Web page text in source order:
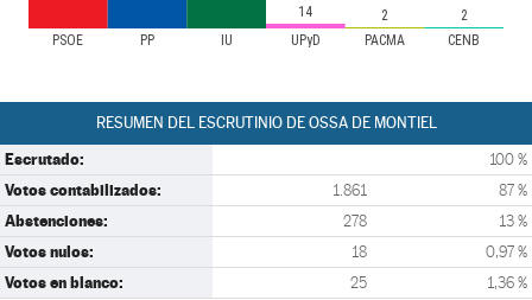
PSOE PP IU UPyD PACMA CENB
14 2 2
RESUMEN DEL ESCRUTINIO DE OSSA DE MONTIEL
Escrutado: 100 %
Votos contabilizados: 1.861 87 %
Abstenciones: 278 13 %
Votos nulos: 18 0,97 %
Votos en blanco: 25 1,36 %